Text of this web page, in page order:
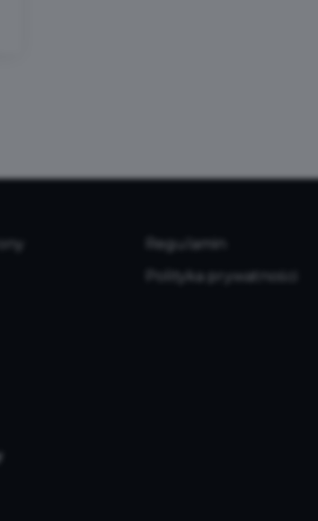
Regulamin
Polityka prywatności